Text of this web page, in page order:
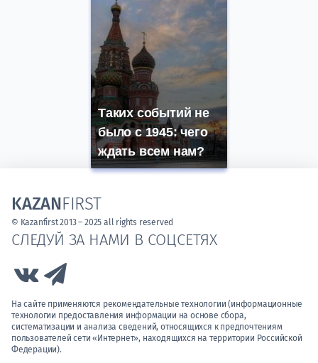
Таких событий не
было с 1945: чего
ждать всем нам?
СЛЕДУЙ ЗА НАМИ В СОЦСЕТЯХ
Link to Vk
На сайте применяются рекомендательные технологии (информационные
технологии предоставления информации на основе сбора,
систематизации и анализа сведений, относящихся к предпочтениям
пользователей сети «Интернет», находящихся на территории Российской
Федерации).
KAZANFIRST
© Kazanfirst 2013 – 2025 all rights reserved